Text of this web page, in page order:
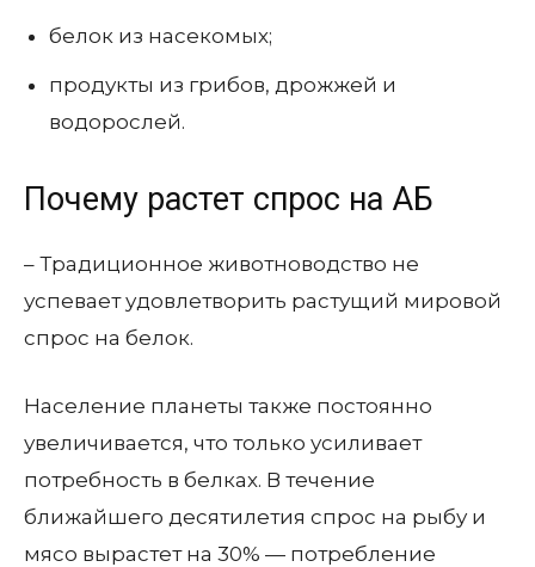
белок из насекомых;
продукты из грибов, дрожжей и
водорослей.
Почему растет спрос на АБ
– Традиционное животноводство не
успевает удовлетворить растущий мировой
спрос на белок.
Население планеты также постоянно
увеличивается, что только усиливает
потребность в белках. В течение
ближайшего десятилетия спрос на рыбу и
мясо вырастет на 30% — потребление